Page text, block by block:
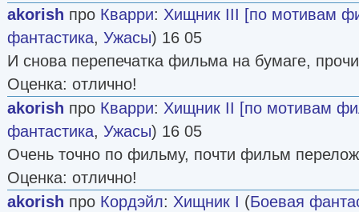
akorish про Кварри: Хищник III [по мотивам
фантастика, Ужасы) 16 05
И снова перепечатка фильма на бумаге,
Оценка: отлично!
akorish про Кварри: Хищник II [по мотивам
фантастика, Ужасы) 16 05
Очень точно по фильму, почти фильм
Оценка: отлично!
akorish про Кордэйл: Хищник I (Боевая